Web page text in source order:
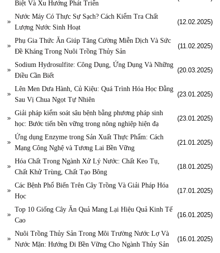
Biệt Và Xu Hướng Phát Triển
Nước Máy Có Thực Sự Sạch? Cách Kiểm Tra Chất
Lượng Nước Sinh Hoạt
(12.02.2025)
Phụ Gia Thức Ăn Giúp Tăng Cường Miễn Dịch Và Sức
Đề Kháng Trong Nuôi Trồng Thủy Sản
(11.02.2025)
Sodium Hydrosulfite: Công Dụng, Ứng Dụng Và Những
Điều Cần Biết
(20.03.2025)
Lên Men Dưa Hành, Củ Kiệu: Quá Trình Hóa Học Đằng
Sau Vị Chua Ngọt Tự Nhiên
(23.01.2025)
Giải pháp kiểm soát sâu bệnh bằng phương pháp sinh
học: Bước tiến bền vững trong nông nghiệp hiện đạ
(23.01.2025)
Ứng dụng Enzyme trong Sản Xuất Thực Phẩm: Cách
Mạng Công Nghệ và Tương Lai Bền Vững
(21.01.2025)
Hóa Chất Trong Ngành Xử Lý Nước: Chất Keo Tụ,
Chất Khử Trùng, Chất Tạo Bông
(18.01.2025)
Các Bệnh Phổ Biến Trên Cây Trồng Và Giải Pháp Hóa
Học
(17.01.2025)
Top 10 Giống Cây Ăn Quả Mang Lại Hiệu Quả Kinh Tế
Cao
(16.01.2025)
Nuôi Trồng Thủy Sản Trong Môi Trường Nước Lợ Và
Nước Mặn: Hướng Đi Bền Vững Cho Ngành Thủy Sản
(16.01.2025)